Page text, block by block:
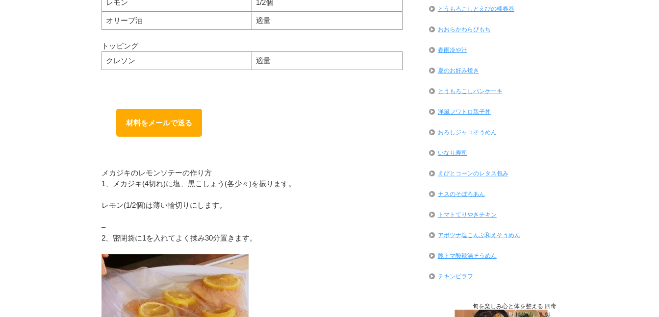
レモン 1/2個
オリーブ油 適量
トッピング
クレソン
適量
材料をメールで送る
メカジキのレモンソテーの作り方
1、メカジキ(4切れ)に塩、黒こしょう(各少々)を振ります。
レモン(1/2個)は薄い輪切りにします。
–
2、密閉袋に1を入れてよく揉み30分置きます。
とうもろこしとえびの棒春巻
おおらかわらびもち
春雨冷や汁
夏のお好み焼き
とうもろこしパンケーキ
洋風フワトロ親子丼
おろしジャコそうめん
いなり寿司
えびとコーンのレタス包み
ナスのそぼろあん
トマトてりやきチキン
アボツナ塩こんぶ和えそうめん
豚トマ酸辣湯そうめん
チキンピラフ
旬を楽しみ心と体を整える 四毒
抜き薬膳 小麦・植物油・乳製